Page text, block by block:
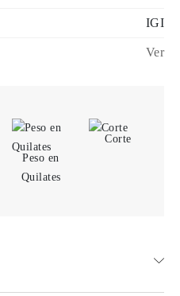
IGI
Ver
Peso en
Quilates
Corte